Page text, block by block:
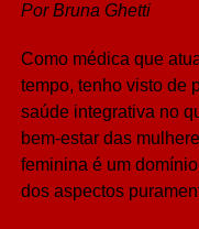
Share
Por Bruna Ghetti
Como médica que
tempo, tenho visto de
saúde integrativa no
bem-estar das
feminina é um
dos aspectos